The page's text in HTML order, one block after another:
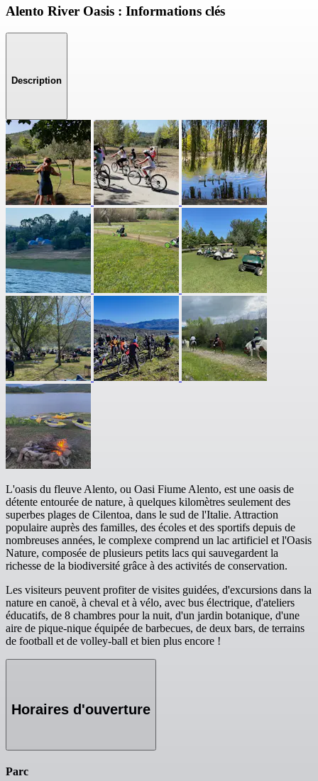
Alento River Oasis : Informations clés
Description
L'oasis du fleuve Alento, ou Oasi Fiume Alento, est une oasis de
détente entourée de nature, à quelques kilomètres seulement des
superbes plages de Cilentoa, dans le sud de l'Italie. Attraction
populaire auprès des familles, des écoles et des sportifs depuis de
nombreuses années, le complexe comprend un lac artificiel et l'Oasis
Nature, composée de plusieurs petits lacs qui sauvegardent la
richesse de la biodiversité grâce à des activités de conservation.
Les visiteurs peuvent profiter de visites guidées, d'excursions dans la
nature en canoë, à cheval et à vélo, avec bus électrique, d'ateliers
éducatifs, de 8 chambres pour la nuit, d'un jardin botanique, d'une
aire de pique-nique équipée de barbecues, de deux bars, de terrains
de football et de volley-ball et bien plus encore !
Horaires d'ouverture
Parc